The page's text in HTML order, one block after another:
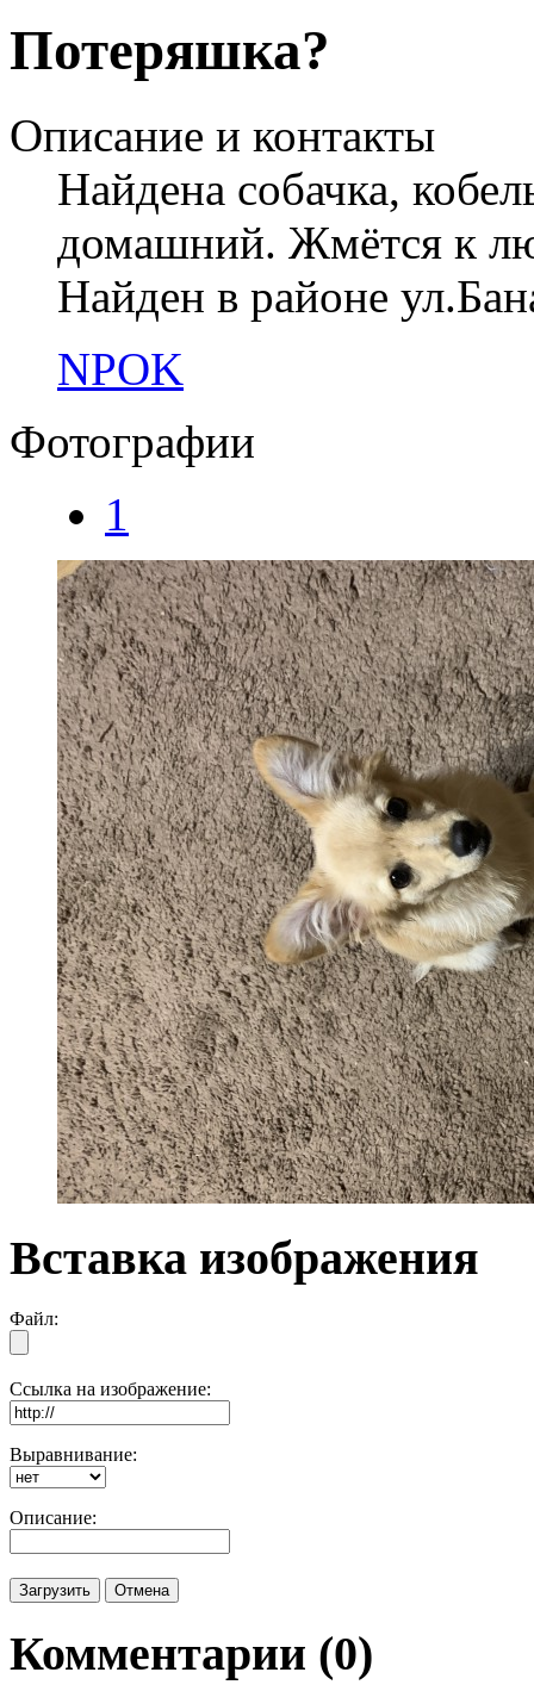
Потеряшка?
Описание и контакты
Найдена собачка,
домашний. Жмётся к
Найден в районе
NPOK
Фотографии
1
Вставка изображения
Файл:
Ссылка на изображение:
Выравнивание:
Описание:
Комментарии (0)